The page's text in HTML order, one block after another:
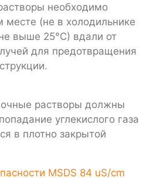
необходимо
(не в холодильнике
выше 25°С) вдали от
для предотвращения
растворы должны
углекислого газа
в плотно закрытой
MSDS 84 uS/cm